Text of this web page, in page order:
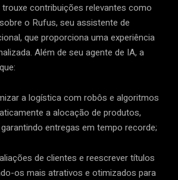
contribuições relevantes como
o Rufus, seu assistente de
que proporciona uma experiência
Além de seu agente de IA, a
a logística com robôs e algoritmos
a alocação de produtos,
entregas em tempo recorde;
de clientes e reescrever títulos
os mais atrativos e otimizados para